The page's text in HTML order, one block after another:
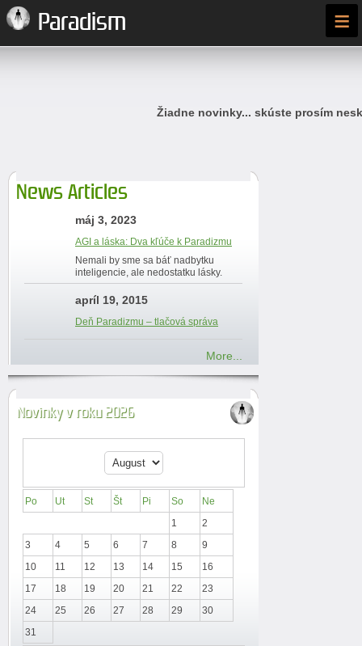
Paradism ≡
Žiadne novinky... skúste prosím
News Articles
máj 3, 2023
AGI a láska: Dva kľúče k Paradizmu
Nemali by sme sa báť nadbytku
inteligencie, ale nedostatku lásky.
apríl 19, 2015
Deň Paradizmu – tlačová správa
More...
Novinky v roku 2026
Po Ut St Št Pi So
Ne
1
2
3
4 5 6 7 8
9
10
11 12 13 14 15
16
17
18 19 20 21 22
23
24
25 26 27 28 29
30
31